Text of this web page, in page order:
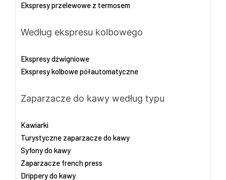
Ekspresy przelewowe z termosem
Według ekspresu kolbowego
Ekspresy dźwigniowe
Ekspresy kolbowe półautomatyczne
Zaparzacze do kawy według typu
Kawiarki
Turystyczne zaparzacze do kawy
Syfony do kawy
Zaparzacze french press
Drippery do kawy